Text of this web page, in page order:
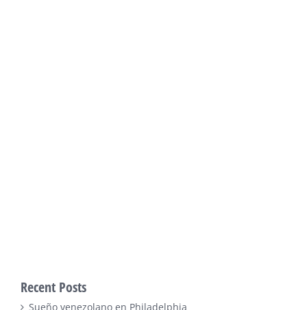
Recent Posts
Sueño venezolano en Philadelphia